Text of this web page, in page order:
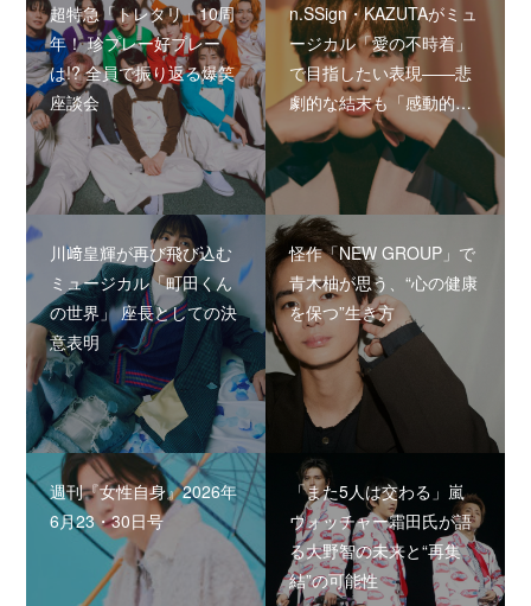
超特急「トレタリ」10周
年！ 珍プレー好プレー
は!? 全員で振り返る爆笑
座談会
n.SSign・KAZUTAがミュ
ージカル「愛の不時着」
で目指したい表現――悲
劇的な結末も「感動的…
川﨑皇輝が再び飛び込む
ミュージカル「町田くん
の世界」 座長としての決
意表明
怪作「NEW GROUP」で
青木柚が思う、“心の健康
を保つ”生き方
週刊『女性自身』2026年
6月23・30日号
「また5人は交わる」嵐
ウォッチャー霜田氏が語
る大野智の未来と“再集
結”の可能性